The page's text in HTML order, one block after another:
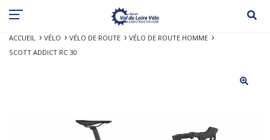
ACCUEIL VÉLO VÉLO DE ROUTE
VÉLO DE ROUTE HOMME
SCOTT ADDICT RC 30